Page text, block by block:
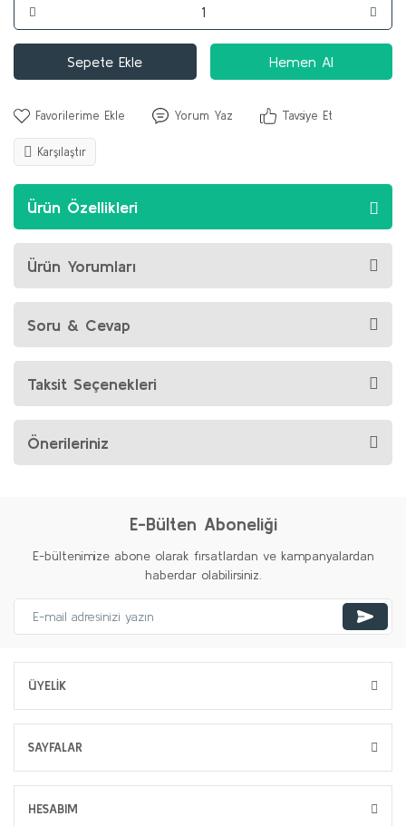
Sepete Ekle Hemen Al
Yorum Yaz Tavsiye Et
Karşılaştır
Ürün Özellikleri
Ürün Yorumları
Soru & Cevap
Taksit Seçenekleri
Önerileriniz
E-Bülten Aboneliği
E-bültenimize abone olarak fırsatlardan ve kampanyalardan
haberdar olabilirsiniz.
ÜYELİK
SAYFALAR
HESABIM